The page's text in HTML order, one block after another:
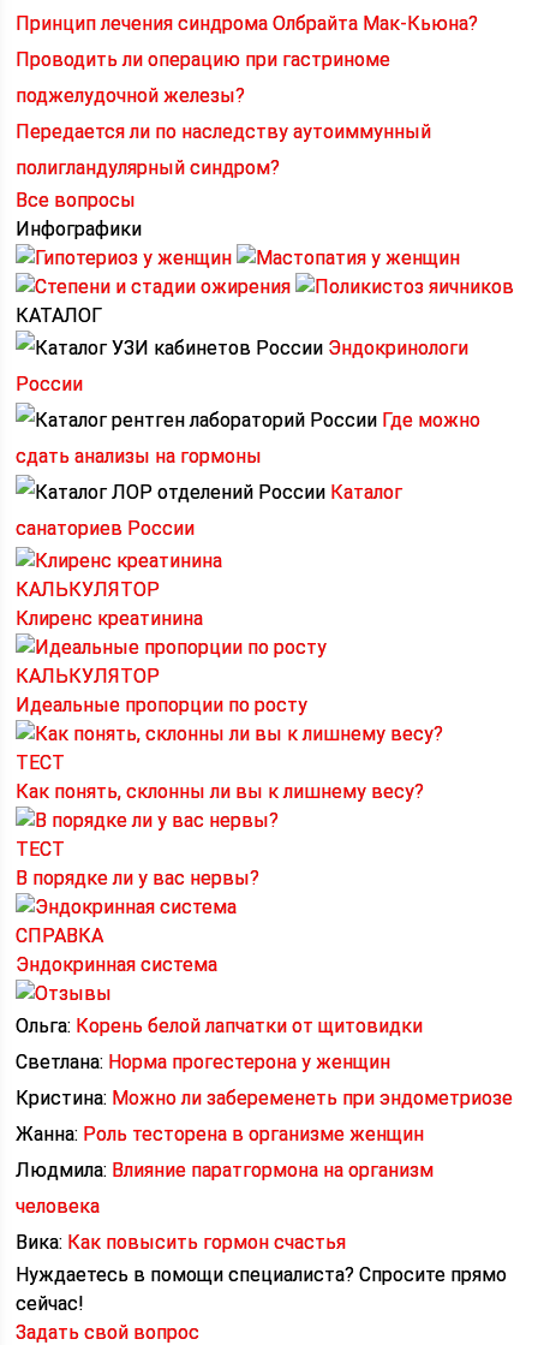
Принцип лечения синдрома Олбрайта Мак-Кьюна?
Проводить ли операцию при гастриноме
поджелудочной железы?
Передается ли по наследству аутоиммунный
полигландулярный синдром?
Все вопросы
Инфографики
КАТАЛОГ
Эндокринологи
России
Где можно
сдать анализы на гормоны
Каталог
санаториев России
КАЛЬКУЛЯТОР
Клиренс креатинина
КАЛЬКУЛЯТОР
Идеальные пропорции по росту
ТЕСТ
Как понять, склонны ли вы к лишнему весу?
ТЕСТ
В порядке ли у вас нервы?
СПРАВКА
Эндокринная система
Ольга: Корень белой лапчатки от щитовидки
Светлана: Норма прогестерона у женщин
Кристина: Можно ли забеременеть при эндометриозе
Жанна: Роль тесторена в организме женщин
Людмила: Влияние паратгормона на организм
человека
Вика: Как повысить гормон счастья
Нуждаетесь в помощи специалиста?Спросите прямо
сейчас!
Задать свой вопрос